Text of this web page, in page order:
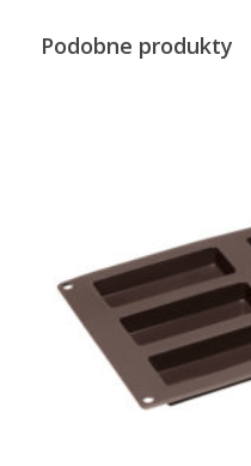
Podobne produkty